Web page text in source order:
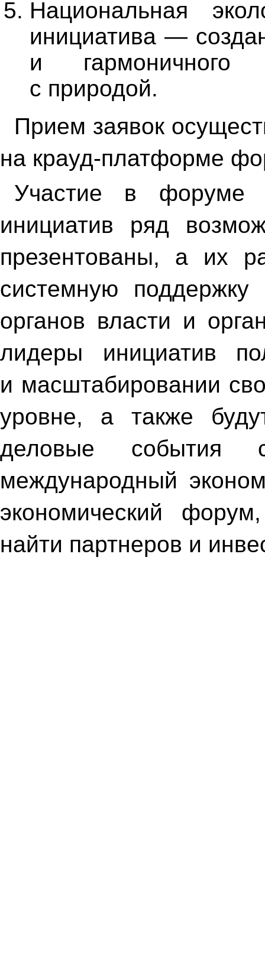
Национальная
инициатива —
и гармоничного
с природой.
Прием заявок
на крауд-платформе
Участие в форуме
инициатив ряд
презентованы, а их
системную
органов власти и
лидеры инициатив
и масштабировании
уровне, а также
деловые события
международный
экономический
найти партнеров и